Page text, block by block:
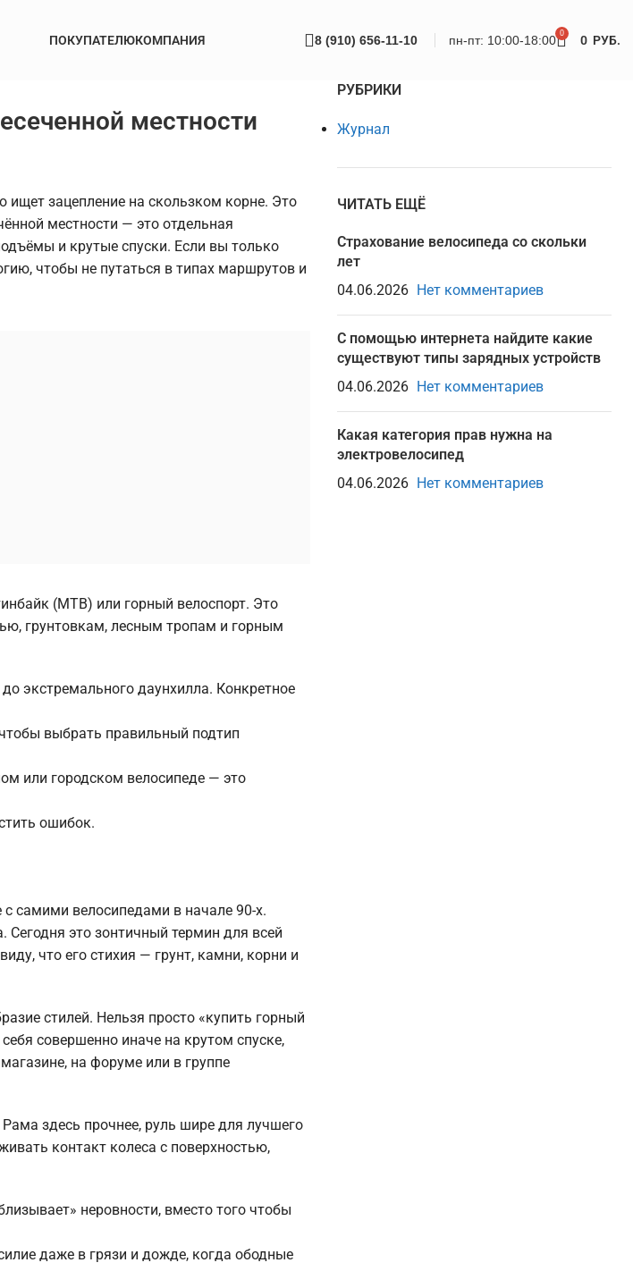
ПОКУПАТЕЛЮКОМПАНИЯ 8 (910) 656-11-10 пн-пт: 10:00-18:00 0 0 РУБ.
местности
ищет зацепление на скользком корне. Это
местности — это отдельная
и крутые спуски. Если вы только
чтобы не путаться в типах маршрутов и
(MTB) или горный велоспорт. Это
грунтовкам, лесным тропам и горным
экстремального даунхилла. Конкретное
выбрать правильный подтип
или городском велосипеде — это
ошибок.
самими велосипедами в начале 90-х.
это зонтичный термин для всей
что его стихия — грунт, камни, корни и
стилей. Нельзя просто «купить горный
совершенно иначе на крутом спуске,
на форуме или в группе
здесь прочнее, руль шире для лучшего
контакт колеса с поверхностью,
неровности, вместо того чтобы
даже в грязи и дожде, когда ободные
РУБРИКИ
Журнал
ЧИТАТЬ ЕЩЁ
Страхование велосипеда со скольки
лет
04.06.2026 Нет комментариев
С помощью интернета найдите какие
существуют типы зарядных устройств
04.06.2026 Нет комментариев
Какая категория прав нужна на
электровелосипед
04.06.2026 Нет комментариев